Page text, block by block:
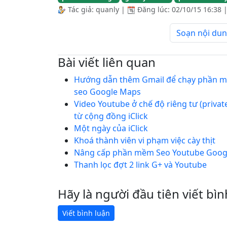
Tác giả: quanly | Đăng lúc: 02/10/15 16:38
Soạn nội
Bài viết liên quan
Hướng dẫn thêm Gmail để chạy phần
seo Google Maps
Video Youtube ở chế độ riêng tư
từ cộng đồng iClick
Một ngày của iClick
Khoá thành viên vi phạm việc cày thịt
Nâng cấp phần mềm Seo Youtube
Thanh lọc đợt 2 link G+ và Youtube
Hãy là người đầu tiên viết